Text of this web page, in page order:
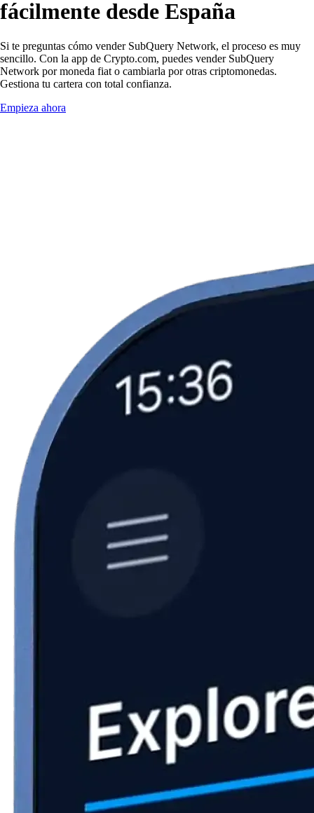
fácilmente desde España
Si te preguntas cómo vender SubQuery Network, el proceso es muy
sencillo. Con la app de Crypto.com, puedes vender SubQuery
Network por moneda fiat o cambiarla por otras criptomonedas.
Gestiona tu cartera con total confianza.
Empieza ahora